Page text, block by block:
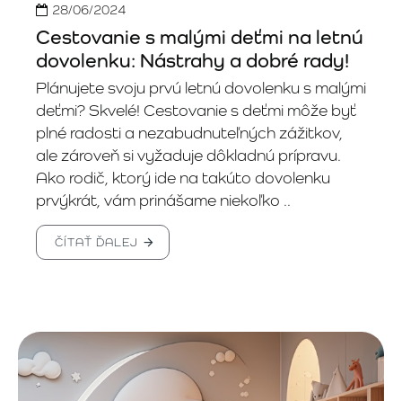
28/06/2024
Cestovanie s malými deťmi na letnú
dovolenku: Nástrahy a dobré rady!
Plánujete svoju prvú letnú dovolenku s malými
deťmi? Skvelé! Cestovanie s deťmi môže byť
plné radosti a nezabudnuteľných zážitkov,
ale zároveň si vyžaduje dôkladnú prípravu.
Ako rodič, ktorý ide na takúto dovolenku
prvýkrát, vám prinášame niekoľko ..
ČÍTAŤ ĎALEJ